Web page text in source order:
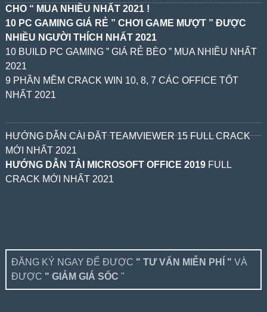
CHO “ MUA NHIỀU NHẤT 2021 !
10 PC GAMING GIÁ RẺ ” CHƠI GAME MƯỢT ” ĐƯỢC
NHIỀU NGƯỜI THÍCH NHẤT 2021
10 BUILD PC GAMING ” GIÁ RẺ BÈO ” MUA NHIỀU NHẤT
2021
9 PHẦN MỀM CRACK WIN 10, 8, 7 CÁC OFFICE TỐT
NHẤT 2021
HƯỚNG DẪN CÀI ĐẶT TEAMVIEWER 15 FULL CRACK
MỚI NHẤT 2021
HƯỚNG DẪN TẢI MICROSOFT OFFICE 2019FULL
CRACK MỚI NHẤT 2021
ĐĂNG KÝ NGAY ĐỂ ĐƯỢC " TƯ VẤN MIỄN PHÍ " VÀ
ĐƯỢC " GIẢM GIÁ SỐC "